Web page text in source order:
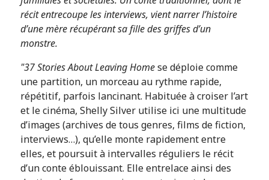
récit entrecoupe les interviews, vient narrer l’histoire
d’une mère récupérant sa fille des griffes d’un
monstre.
"37 Stories About Leaving Homese déploie comme
une partition, un morceau au rythme rapide,
répétitif, parfois lancinant. Habituée à croiser l’art
et le cinéma, Shelly Silver utilise ici une multitude
d’images (archives de tous genres, films de fiction,
interviews…), qu’elle monte rapidement entre
elles, et poursuit à intervalles réguliers le récit
d’un conte éblouissant. Elle entrelace ainsi des